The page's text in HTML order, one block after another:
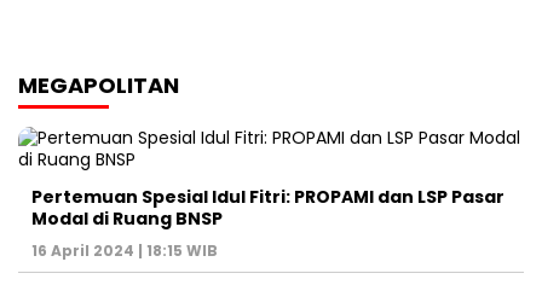
MEGAPOLITAN
Pertemuan Spesial Idul Fitri: PROPAMI dan LSP Pasar
Modal di Ruang BNSP
16 April 2024 | 18:15 WIB